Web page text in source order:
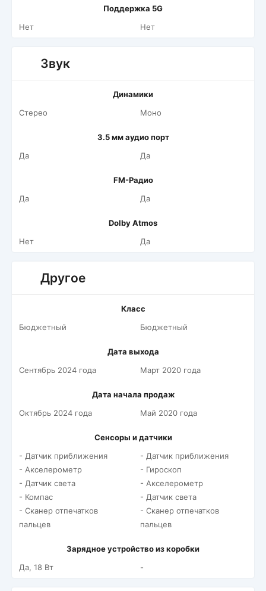
Поддержка 5G
Нет
Нет
Звук
Динамики
Стерео
Моно
3.5 мм аудио порт
Да
Да
FM-Радио
Да
Да
Dolby Atmos
Нет
Да
Другое
Класс
Бюджетный
Бюджетный
Дата выхода
Сентябрь 2024 года
Март 2020 года
Дата начала продаж
Октябрь 2024 года
Май 2020 года
Сенсоры и датчики
- Датчик приближения
- Акселерометр
- Датчик света
- Компас
- Сканер отпечатков
пальцев
- Датчик приближения
- Гироскоп
- Акселерометр
- Датчик света
- Сканер отпечатков
пальцев
Зарядное устройство из коробки
Да, 18 Вт
-